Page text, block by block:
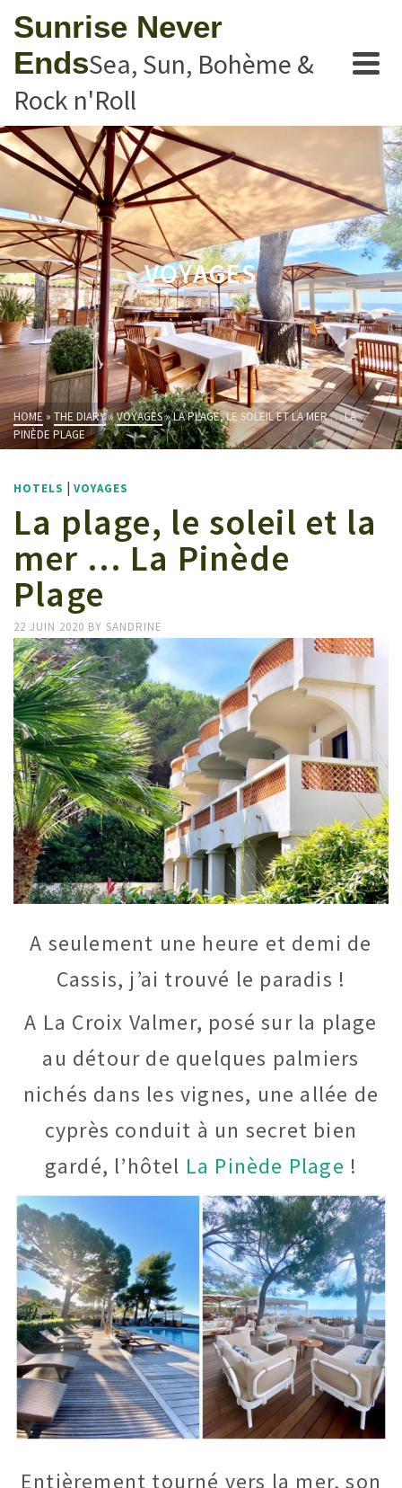
Sunrise Never
EndsSea, Sun, Bohème &
Rock n'Roll
VOYAGES
HOME » THE DIARY»VOYAGES»LA PLAGE, LE SOLEIL ET LA MER … LA
PINÈDE PLAGE
HOTELS | VOYAGES
La plage, le soleil et la
mer … La Pinède
Plage
22 JUIN 2020 BY SANDRINE
A seulement une heure et demi de
Cassis, j’ai trouvé le paradis !
A La Croix Valmer, posé sur la plage
au détour de quelques palmiers
nichés dans les vignes, une allée de
cyprès conduit à un secret bien
gardé, l’hôtel La Pinède Plage !
Entièrement tourné vers la mer, son